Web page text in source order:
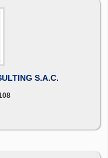
S.A.C.